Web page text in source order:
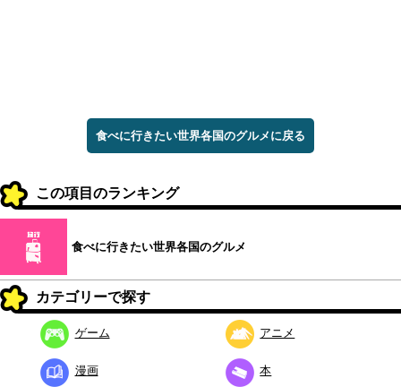
食べに行きたい世界各国のグルメに戻る
この項目のランキング
食べに行きたい世界各国のグルメ
カテゴリーで探す
ゲーム アニメ
漫画 本